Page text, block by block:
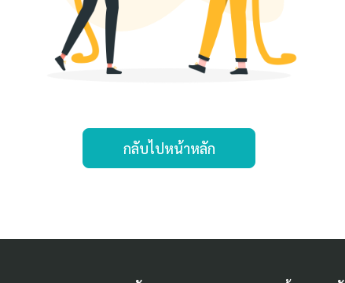
กลับไปหน้าหลัก